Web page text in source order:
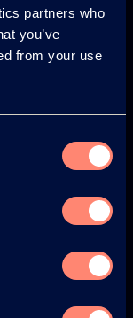
partners who
you’ve
from your use